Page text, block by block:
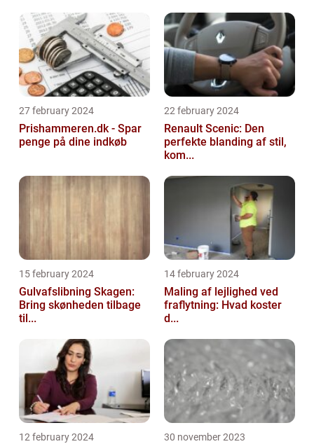
27 february 2024
Prishammeren.dk - Spar
penge på dine indkøb
22 february 2024
Renault Scenic: Den
perfekte blanding af stil,
kom...
15 february 2024
Gulvafslibning Skagen:
Bring skønheden tilbage
til...
14 february 2024
Maling af lejlighed ved
fraflytning: Hvad koster
d...
12 february 2024 30 november 2023